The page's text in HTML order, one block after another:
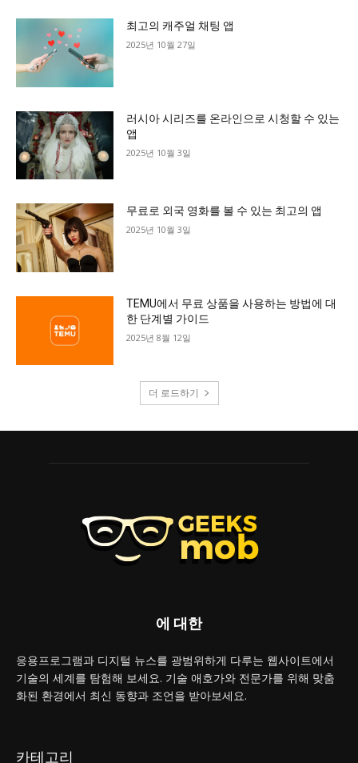
최고의 캐주얼 채팅 앱
2025년 10월 27일
러시아 시리즈를 온라인으로 시청할 수 있는
앱
2025년 10월 3일
무료로 외국 영화를 볼 수 있는 최고의 앱
2025년 10월 3일
TEMU에서 무료 상품을 사용하는 방법에 대
한 단계별 가이드
2025년 8월 12일
더 로드하기
에 대한
응용프로그램과 디지털 뉴스를 광범위하게 다루는 웹사이트에서
기술의 세계를 탐험해 보세요. 기술 애호가와 전문가를 위해 맞춤
화된 환경에서 최신 동향과 조언을 받아보세요.
카테고리